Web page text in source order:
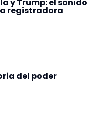
y Trump: el sonido
registradora
del poder